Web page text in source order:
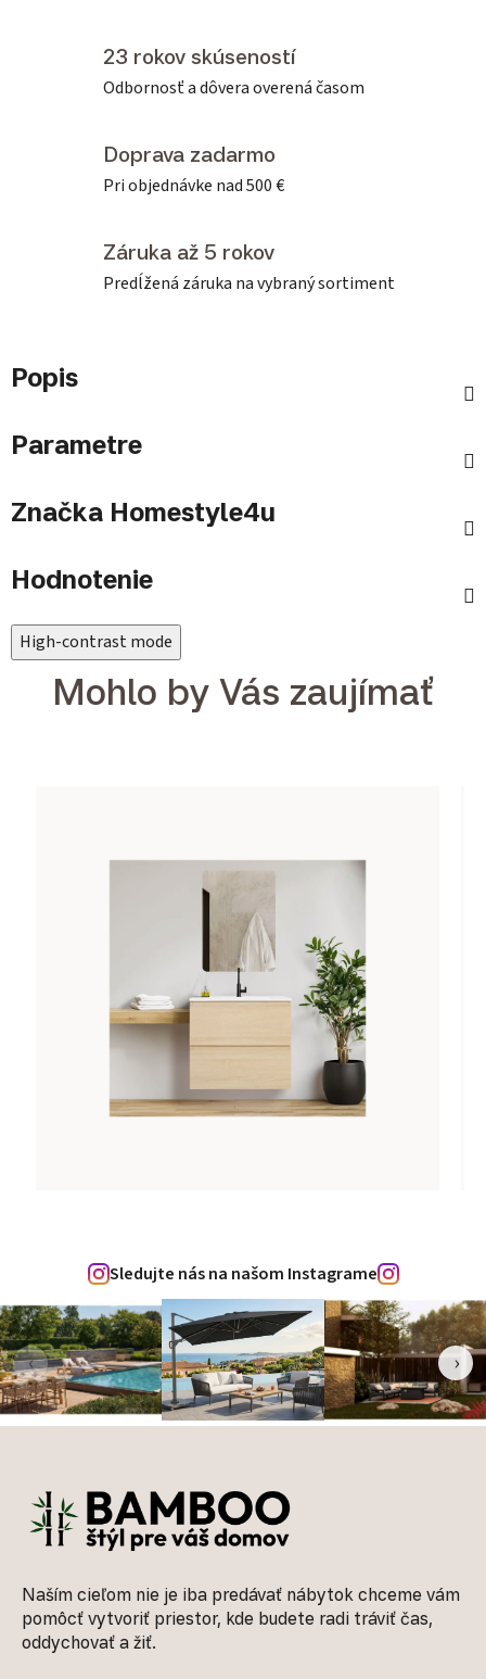
23 rokov skúseností
Odbornosť a dôvera overená časom
Doprava zadarmo
Pri objednávke nad 500 €
Záruka až 5 rokov
Predĺžená záruka na vybraný sortiment
Popis
Parametre
Značka Homestyle4u
Hodnotenie
High-contrast mode
Mohlo by Vás zaujímať
Sledujte nás na našom Instagrame
‹ ›
Naším cieľom nie je iba predávať nábytok chceme vám
pomôcť vytvoriť priestor, kde budete radi tráviť čas,
oddychovať a žiť.